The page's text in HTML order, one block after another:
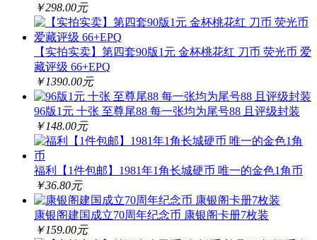
￥298.00元
【实拍实卖】第四套90版1元 金杯桃花红 刀币 荧光币 爱
藏评级 66+EPQ
￥1390.00元
96版1元 十张 至尊尾88 每一张均为尾号88 且评级封装
￥148.00元
福利【1件包邮】1981年1角长城硬币 唯一的金色1角币
￥36.80元
康银阁建国成立70周年纪念币 康银阁卡册7枚装
￥159.00元